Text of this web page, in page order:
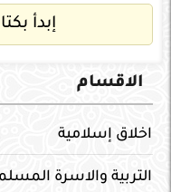
إبدأ
الاقسام
اخلاق إسلامية
التربية والاسرة